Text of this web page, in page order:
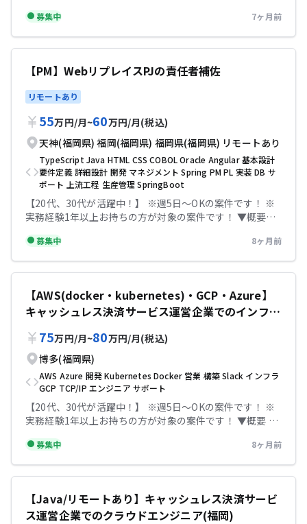
タック）： フルスタックエンジニア ３年以上経験がある
方 以下の技術・経験を持たれている方 共通 - Slack、Git、
Web上の課題管理 - アジャイル/Scrum開発への理解 - チー
ート勤務の経験 言語・フレームワーク・ツール -
Java/Spring Boot ‐ JavaScript/Vue.js ‐ Docker ▼条件
等 勤務時間：8:45～17:45 【必須スキル】 ・バックエン
ド、フロントエンドの経験3年以上 ・Slack、Git、Web上
の課題管理 ・アジャイル/Scrum開発の経験 ・Javaの開発
経験 ・Spring Bootの利用経験 ・Vue.js or React or
AngularなどのJSフレームワークの利用経験 ・Dockerの
利用経験 【尚可スキル】 金融系プロジェクトへの参画経
験 ドキュメント作成経験 テックビズなら記帳代行無料！
充実のサポートで安心して参画していただけます！
募集中 7ヶ月前
【PM】WebリプレイスPJの責任者補佐
リモートあり
55万円/月~60万円/月(税込)
天神(福岡県)福岡(福岡県) 福岡県(福岡県) リモートあり
TypeScript Java HTML CSS COBOLOracle Angular基本設計
要件定義詳細設計 開発 マネジメント Spring PMPL 実装 DB サ
ポート 上流工程 生産管理 SpringBoot
【20代、30代が活躍中！】 ※週5日〜OKの案件です！ ※
実務経験1年以上お持ちの方が対象の案件です！ ▼概要
種:プロジェクトマネージャー ■担当工程:企画,要件定義,基
本設計,詳細設計,実装 ■開発手法:アジャイル ■案件の内容
福岡開発拠点におけるPMポジションとして、生産管理シス
します。 -プロジェクト全体の進捗/品質/課題管理 -チーム
マネジメントおよび開発レビュー支援 -要件定義・設計含
現場もサポート -若手メンバー(20代3名+BP1名)との協働
■開発環境 -言語:Cobol,Java,TypeScript,HTML5,CSS -
FW:SpringBoot,Angular -DB:Oracle -その他:デスクトッ
プ→Webへの刷新プロジェクト ▼条件等 出社：常駐 原則
フル出社/慣れ次第、週1〜2日の在宅調整可 場所：天神駅
精算幅：140h~180h 面談回数：1回 勤務時間：9:00-18:00
服装：規定なし 【必須スキル】 -PM/PL経験 -
Java/SpringBootやTypeScript/Angularの基礎知識 -開発
レビューや設計指導など、プレイングマネジメントの経験
【尚可スキル】 -生産管理システム開発またはリプレイス
経験 -OracleDB/OracleFormsの知識 -Cobolからの移行PJ
経験 テックビズなら記帳代行無料！充実のサポートで安心
して参画していただけます！
募集中 8ヶ月前
【AWS(docker・kubernetes)・GCP・Azure】
キャッシュレス決済サービス運営企業でのインフラ
エンジニア(メンバークラス)
75万円/月~80万円/月(税込)
博多(福岡県)
AWS Azure 開発Kubernetes Docker 営業 構築Slack インフラ
GCP TCP/IP エンジニア サポート
【20代、30代が活躍中！】 ※週5日〜OKの案件です！ ※
実務経験1年以上お持ちの方が対象の案件です！ ▼概要 キ
ア(メンバークラス) ・キャッシュレス決済サービスを展開
されている会社様にて、 インフラエンジニアとして参画を
していただきます。 ・具体的にはインフラ運用、構築がメ
進にも携わっていただきます。 ◆主な開発環境・ツール イ
ンフラ:AWS(docker、kubernetes)、GCP、Azure その
募集中 8ヶ月前
【Java/リモートあり】キャッシュレス決済サービ
ス運営企業でのクラウドエンジニア(福岡)